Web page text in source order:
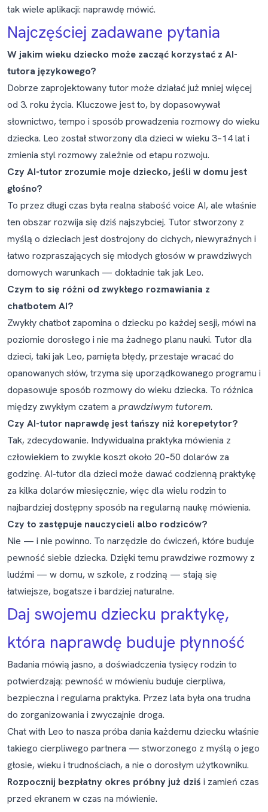
tak wiele aplikacji: naprawdę mówić.
Najczęściej zadawane pytania
W jakim wieku dziecko może zacząć korzystać z AI-
tutora językowego?
Dobrze zaprojektowany tutor może działać już mniej więcej
od 3. roku życia. Kluczowe jest to, by dopasowywał
słownictwo, tempo i sposób prowadzenia rozmowy do wieku
dziecka. Leo został stworzony dla dzieci w wieku 3–14 lat i
zmienia styl rozmowy zależnie od etapu rozwoju.
Czy AI-tutor zrozumie moje dziecko, jeśli w domu jest
głośno?
To przez długi czas była realna słabość voice AI, ale właśnie
ten obszar rozwija się dziś najszybciej. Tutor stworzony z
myślą o dzieciach jest dostrojony do cichych, niewyraźnych i
łatwo rozpraszających się młodych głosów w prawdziwych
domowych warunkach — dokładnie tak jak Leo.
Czym to się różni od zwykłego rozmawiania z
chatbotem AI?
Zwykły chatbot zapomina o dziecku po każdej sesji, mówi na
poziomie dorosłego i nie ma żadnego planu nauki. Tutor dla
dzieci, taki jak Leo, pamięta błędy, przestaje wracać do
opanowanych słów, trzyma się uporządkowanego programu i
dopasowuje sposób rozmowy do wieku dziecka. To różnica
między zwykłym czatem a prawdziwym tutorem.
Czy AI-tutor naprawdę jest tańszy niż korepetytor?
Tak, zdecydowanie. Indywidualna praktyka mówienia z
człowiekiem to zwykle koszt około 20–50 dolarów za
godzinę. AI-tutor dla dzieci może dawać codzienną praktykę
za kilka dolarów miesięcznie, więc dla wielu rodzin to
najbardziej dostępny sposób na regularną naukę mówienia.
Czy to zastępuje nauczycieli albo rodziców?
Nie — i nie powinno. To narzędzie do ćwiczeń, które buduje
pewność siebie dziecka. Dzięki temu prawdziwe rozmowy z
ludźmi — w domu, w szkole, z rodziną — stają się
łatwiejsze, bogatsze i bardziej naturalne.
Daj swojemu dziecku praktykę,
która naprawdę buduje płynność
Badania mówią jasno, a doświadczenia tysięcy rodzin to
potwierdzają: pewność w mówieniu buduje cierpliwa,
bezpieczna i regularna praktyka. Przez lata była ona trudna
do zorganizowania i zwyczajnie droga.
Chat with Leo to nasza próba dania każdemu dziecku właśnie
takiego cierpliwego partnera — stworzonego z myślą o jego
głosie, wieku i trudnościach, a nie o dorosłym użytkowniku.
Rozpocznij bezpłatny okres próbny już dziś i zamień czas
przed ekranem w czas na mówienie.